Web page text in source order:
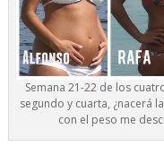
Semana 21-22 de los
segundo y cuarta, ¿nacerá
con el peso me